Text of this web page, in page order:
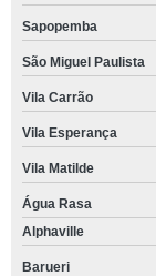
Sapopemba
São Miguel Paulista
Vila Carrão
Vila Esperança
Vila Matilde
Água Rasa
Alphaville
Barueri